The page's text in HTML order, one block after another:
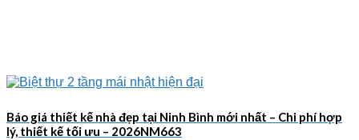
Báo giá thiết kế nhà đẹp tại Ninh Bình mới nhất – Chi phí hợp
lý, thiết kế tối ưu – 2026NM663